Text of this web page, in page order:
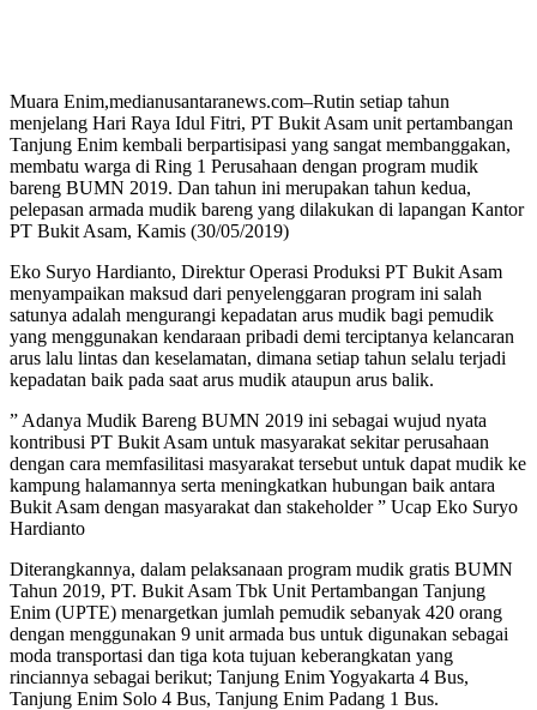
Muara Enim,medianusantaranews.com–Rutin setiap tahun
menjelang Hari Raya Idul Fitri, PT Bukit Asam unit pertambangan
Tanjung Enim kembali berpartisipasi yang sangat membanggakan,
membatu warga di Ring 1 Perusahaan dengan program mudik
bareng BUMN 2019. Dan tahun ini merupakan tahun kedua,
pelepasan armada mudik bareng yang dilakukan di lapangan Kantor
PT Bukit Asam, Kamis (30/05/2019)
Eko Suryo Hardianto, Direktur Operasi Produksi PT Bukit Asam
menyampaikan maksud dari penyelenggaran program ini salah
satunya adalah mengurangi kepadatan arus mudik bagi pemudik
yang menggunakan kendaraan pribadi demi terciptanya kelancaran
arus lalu lintas dan keselamatan, dimana setiap tahun selalu terjadi
kepadatan baik pada saat arus mudik ataupun arus balik.
” Adanya Mudik Bareng BUMN 2019 ini sebagai wujud nyata
kontribusi PT Bukit Asam untuk masyarakat sekitar perusahaan
dengan cara memfasilitasi masyarakat tersebut untuk dapat mudik ke
kampung halamannya serta meningkatkan hubungan baik antara
Bukit Asam dengan masyarakat dan stakeholder ” Ucap Eko Suryo
Hardianto
Diterangkannya, dalam pelaksanaan program mudik gratis BUMN
Tahun 2019, PT. Bukit Asam Tbk Unit Pertambangan Tanjung
Enim (UPTE) menargetkan jumlah pemudik sebanyak 420 orang
dengan menggunakan 9 unit armada bus untuk digunakan sebagai
moda transportasi dan tiga kota tujuan keberangkatan yang
rinciannya sebagai berikut; Tanjung Enim Yogyakarta 4 Bus,
Tanjung Enim Solo 4 Bus, Tanjung Enim Padang 1 Bus.